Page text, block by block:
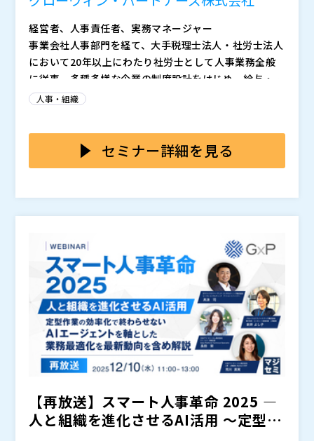
経営者、人事責任者、実務マネージャー
事業会社人事部門を経て、大手税理士法人・社労士法人
において20年以上にわたり社労士として人事業務全般
に従事。多種多様な企業の制度設計をはじめ、給与・社
会保険実務、顧問、各種規程策定および執筆業務等に勤
度改定等のプロジェクトを主導。
2026年以降は法改正が相次ぎ、特に雇用保険の適用拡
その他、労働人口減少に伴う制度変更が続く今こそ、既
存の給与・勤怠・契約ルールを見直し、人事労務基盤を
本セミナーでは、法改正の全体像から制度断捨離の進め
方、さらに実践ロードマップまでを一気通貫でわかりや
（１）2026年以降の法改正を総まとめ ・法改正タイム
ラインの全貌（社会保険の適用拡大、雇用保険の適用拡
ス新法・高年齢者雇用 ・副業における労働時間通算の
緩和
（２）給与・勤怠・契約ルールの制度断捨離と簡素化
・業務の「棚卸し」と制度の「断捨離」 （給与、勤
怠、契約関連） ・「総論賛成・各論反対」を乗り越え
る実務テクニック
（３）人事労務改革を実現するための実践ロードマップ
・As-Is業務フローの可視化と課題抽出 ・本当にシステ
ムの機能をフル活用しているか ・アウトソーシング（B
PO）の戦略的活用 ・人事担当者が描く理想的なTo-Be
の実現
（４）質疑応答 皆様からのご質問にお答えします。 ※
ご質問はお申し込み時もしくはZoomのQ&Aボタンから
てのご質問にお応えできない可能性がございます。あら
かじめご了承ください。
※本セミナーは以前開催した同名セミナーの内容と重複
する箇所がございます。
グローウィン・パートナーズ株式会社（
人事・組織
セミナー詳細を見る
【再放送】スマート人事革命 2025 ―
人と組織を進化させるAI活用 〜定型作